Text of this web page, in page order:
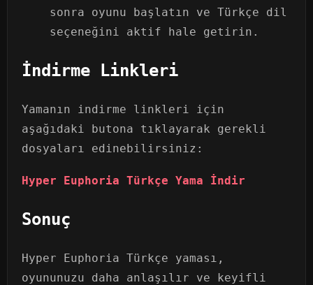
sonra oyunu başlatın ve Türkçe dil
seçeneğini aktif hale getirin.
İndirme Linkleri
Yamanın indirme linkleri için
aşağıdaki butona tıklayarak gerekli
dosyaları edinebilirsiniz:
Hyper Euphoria Türkçe Yama İndir
Sonuç
Hyper Euphoria Türkçe yaması,
oyununuzu daha anlaşılır ve keyifli